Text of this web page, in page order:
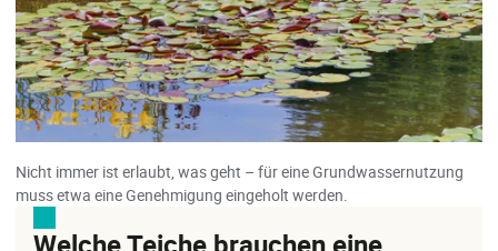
Nicht immer ist erlaubt, was geht – für eine Grundwassernutzung
muss etwa eine Genehmigung eingeholt werden.